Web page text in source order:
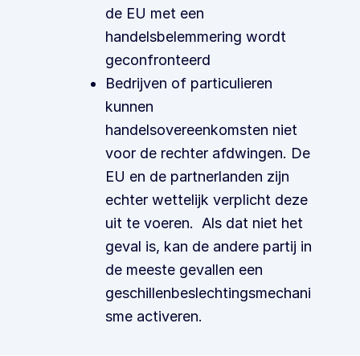
de EU met een
handelsbelemmering wordt
geconfronteerd
Bedrijven of particulieren
kunnen
handelsovereenkomsten niet
voor de rechter afdwingen. De
EU en de partnerlanden zijn
echter wettelijk verplicht deze
uit te voeren. Als dat niet het
geval is, kan de andere partij in
de meeste gevallen een
geschillenbeslechtingsmechani
sme activeren.